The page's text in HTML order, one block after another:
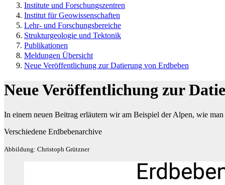
Institute und Forschungszentren
Institut für Geowissenschaften
Lehr- und Forschungsbereiche
Strukturgeologie und Tektonik
Publikationen
Meldungen Übersicht
Neue Veröffentlichung zur Datierung von Erdbeben
Neue Veröffentlichung zur
In einem neuen Beitrag erläutern wir am Beispiel der Alpen, wie
Verschiedene Erdbebenarchive
Abbildung: Christoph Grützner